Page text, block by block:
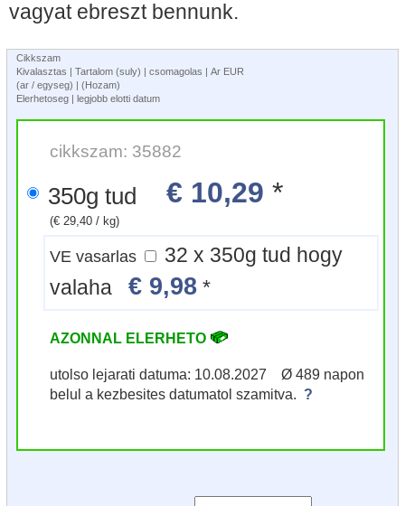
vagyat ebreszt bennunk.
Cikkszam
Kivalasztas | Tartalom (suly) | csomagolas | Ar EUR
(ar / egyseg) | (Hozam)
Elerhetoseg | legjobb elotti datum
cikkszam: 35882
350g tud € 10,29 *
(€ 29,40 / kg)
VE vasarlas
32 x 350g tud hogy
valaha€ 9,98 *
AZONNAL ELERHETO
utolso lejarati datuma: 10.08.2027 Ø 489 napon
belul a kezbesites datumatol szamitva. ?